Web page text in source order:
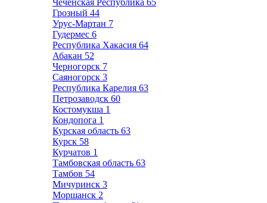
Чеченская Республика 65
Грозный 44
Урус-Мартан 7
Гудермес 6
Республика Хакасия 64
Абакан 52
Черногорск 7
Саяногорск 3
Республика Карелия 63
Петрозаводск 60
Костомукша 1
Кондопога 1
Курская область 63
Курск 58
Курчатов 1
Тамбовская область 63
Тамбов 54
Мичуринск 3
Моршанск 2